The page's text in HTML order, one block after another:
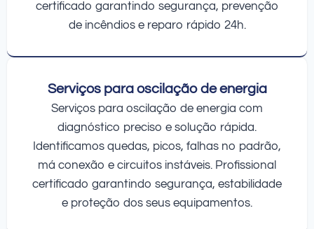
certificado garantindo segurança, prevenção
de incêndios e reparo rápido 24h.
Serviços para oscilação de energia
Serviços para oscilação de energia com
diagnóstico preciso e solução rápida.
Identificamos quedas, picos, falhas no padrão,
má conexão e circuitos instáveis. Profissional
certificado garantindo segurança, estabilidade
e proteção dos seus equipamentos.